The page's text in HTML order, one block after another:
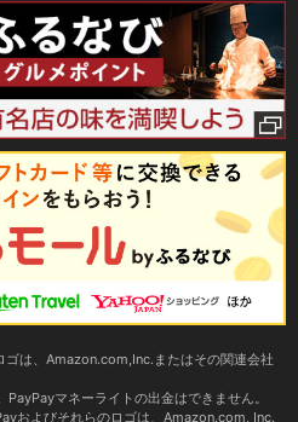
は、Amazon.com,Inc.またはその関連会社
マネーライトの出金はできません。
およびそれらのロゴは、Amazon.com, Inc.